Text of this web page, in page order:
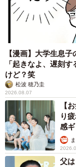
【漫画】大学生息
「起きなよ、遅刻
けど？笑
松波 穂乃圭
2026.08.07
【
り
感
父